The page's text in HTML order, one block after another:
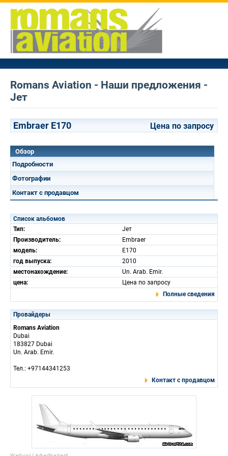
Romans Aviation - Наши предложения -
Jет
Embraer E170 Цена по запросу
Обзор
Подробности
Фотографии
Контакт с продавцом
Список альбомов
Тип:
Jет
Производитель:
Embraer
модель:
E170
год выпуска:
2010
местонахождение:
Un. Arab. Emir.
цена:
Цена по запросу
Полные сведения
Провайдеры
Romans Aviation
Dubai
183827 Dubai
Un. Arab. Emir.
Тел.: +97144341253
Контакт с продавцом